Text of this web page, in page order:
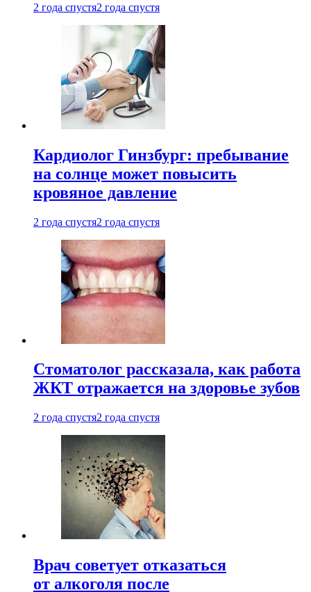
2 года спустя2 года спустя
Кардиолог Гинзбург: пребывание
на солнце может повысить
кровяное давление
2 года спустя2 года спустя
Стоматолог рассказала, как работа
ЖКТ отражается на здоровье зубов
2 года спустя2 года спустя
Врач советует отказаться
от алкоголя после